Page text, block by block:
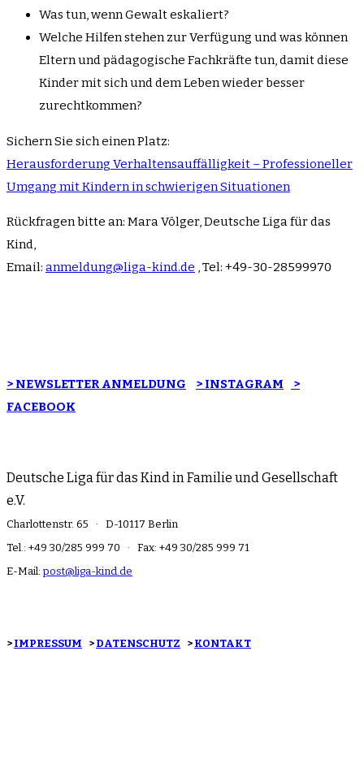
Was tun, wenn Gewalt eskaliert?
Welche Hilfen stehen zur Verfügung und was können
Eltern und pädagogische Fachkräfte tun, damit diese
Kinder mit sich und dem Leben wieder besser
zurechtkommen?
Sichern Sie sich einen Platz:
Herausforderung Verhaltensauffälligkeit – Professioneller
Umgang mit Kindern in schwierigen Situationen
Rückfragen bitte an: Mara Völger, Deutsche Liga für das
Kind,
Email: anmeldung@liga-kind.de , Tel: +49-30-28599970
> NEWSLETTER ANMELDUNG > INSTAGRAM
>
FACEBOOK
Deutsche Liga für das Kind in Familie und Gesellschaft
e.V.
Charlottenstr. 65 · D-10117 Berlin
Tel.: +49 30/285 999 70 · Fax: +49 30/285 999 71
E-Mail:post@liga-kind.de
> IMPRESSUM > DATENSCHUTZ > KONTAKT